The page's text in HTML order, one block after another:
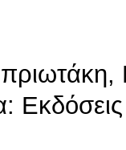
Εκδόσεις